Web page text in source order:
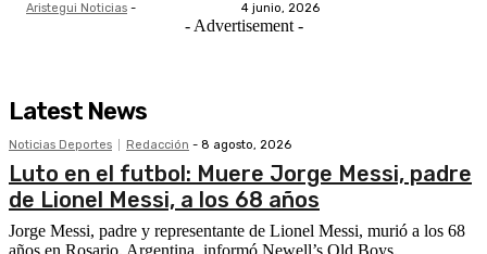
Aristegui Noticias - 4 junio, 2026
- Advertisement -
Latest News
Noticias Deportes Redacción - 8 agosto, 2026
Luto en el futbol: Muere Jorge Messi, padre
de Lionel Messi, a los 68 años
Jorge Messi, padre y representante de Lionel Messi, murió a los 68